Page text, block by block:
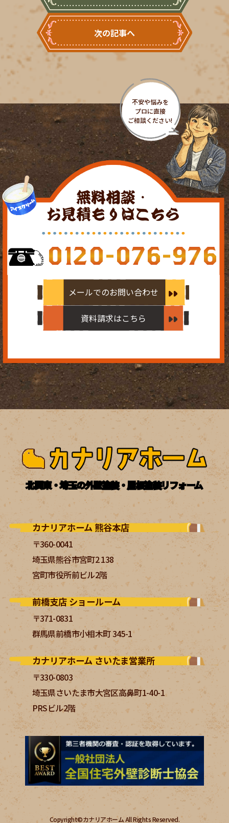
次の記事へ
無料相談・
お見積もりはこちら
0120-076-976
メールでのお問い合わせ
資料請求はこちら
北関東・埼玉の外壁塗装・屋根塗装リフォーム
カナリアホーム 熊谷本店
〒360-0041
埼玉県熊谷市宮町2 138
宮町市役所前ビル2階
前橋支店 ショールーム
〒371-0831
群馬県前橋市小相木町 345-1
カナリアホーム さいたま営業所
〒330-0803
埼玉県さいたま市大宮区高鼻町1-40-1
PRSビル2階
Copyright©カナリアホーム All Rights Reserved.